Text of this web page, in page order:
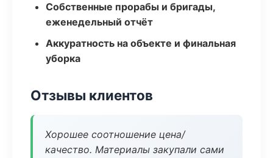
Собственные прорабы и бригады,
еженедельный отчёт
Аккуратность на объекте и финальная
уборка
Отзывы клиентов
Хорошее соотношение цена/
качество. Материалы закупали сами